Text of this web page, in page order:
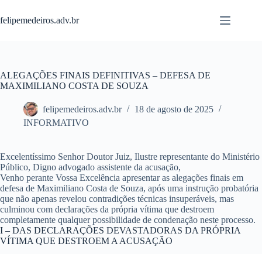
para
o
felipemedeiros.adv.br
ALEGAÇÕES FINAIS DEFINITIVAS – DEFESA DE
MAXIMILIANO COSTA DE SOUZA
felipemedeiros.adv.br
18 de agosto de 2025
INFORMATIVO
Excelentíssimo Senhor Doutor Juiz, Ilustre representante do Ministério
Público, Digno advogado assistente da acusação,
Venho perante Vossa Excelência apresentar as alegações finais em
defesa de Maximiliano Costa de Souza, após uma instrução probatória
que não apenas revelou contradições técnicas insuperáveis, mas
culminou com declarações da própria vítima que destroem
completamente qualquer possibilidade de condenação neste processo.
I – DAS DECLARAÇÕES DEVASTADORAS DA PRÓPRIA
VÍTIMA QUE DESTROEM A ACUSAÇÃO